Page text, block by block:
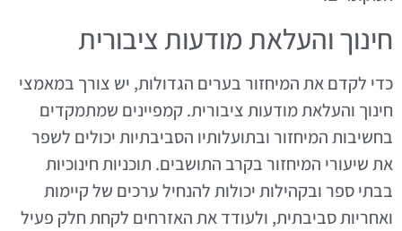
חינוך והעלאת מודעות ציבורית
כדי לקדם את המיחזור בערים הגדולות, יש צורך במאמצי
חינוך והעלאת מודעות ציבורית. קמפיינים שמתמקדים
בחשיבות המיחזור ובתועלותיו הסביבתיות יכולים לשפר
את שיעורי המיחזור בקרב התושבים. תוכניות חינוכיות
בבתי ספר ובקהילות יכולות להנחיל ערכים של קיימות
ואחריות סביבתית, ולעודד את האזרחים לקחת חלק פעיל